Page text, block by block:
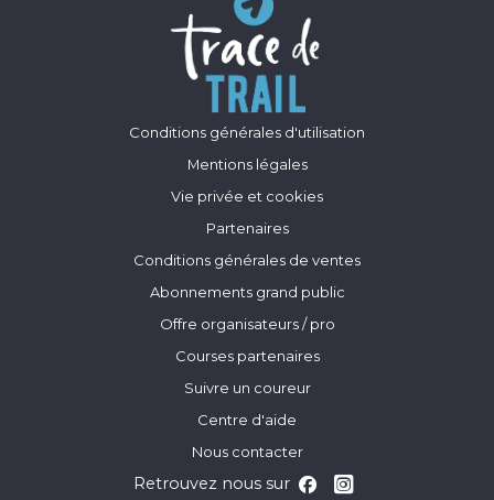
Conditions générales d'utilisation
Mentions légales
Vie privée et cookies
Partenaires
Conditions générales de ventes
Abonnements grand public
Offre organisateurs / pro
Courses partenaires
Suivre un coureur
Centre d'aide
Nous contacter
Retrouvez nous sur